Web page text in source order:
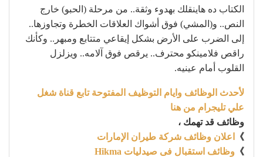
الكتاب ده هاينقلك بهدوء وثقة.. من مرحلة (الحبو) خارج
النص.. و(المشي) فوق أشواك العلاقات الخطرة وتجاوزها..
إلى الضرب على الأرض بشكل إيقاعي متتابع ومبهر.. وكأنك
راقص فلامينكو محترف.. يرقص فوق آلامه.. ويزلزل
القلوب أمام عينيه.
لأحدث الوظائف وايام التوظيف المفتوحة تابع قناة شغل
علي تليجرام من هنا
وظائف قد تهمك ،
》
اعلان وظائف شركة طيران الإمارات
》 وظائف استقبال فى صيدليات Hikma